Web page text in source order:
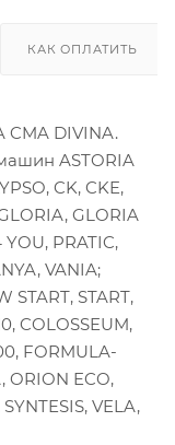
КАК ОПЛАТИТЬ
CMA DIVINA.
ASTORIA
CK, CKE,
GLORIA
YOU, PRATIC,
VANIA;
START, START,
COLOSSEUM,
FORMULA-
ORION ECO,
VELA,